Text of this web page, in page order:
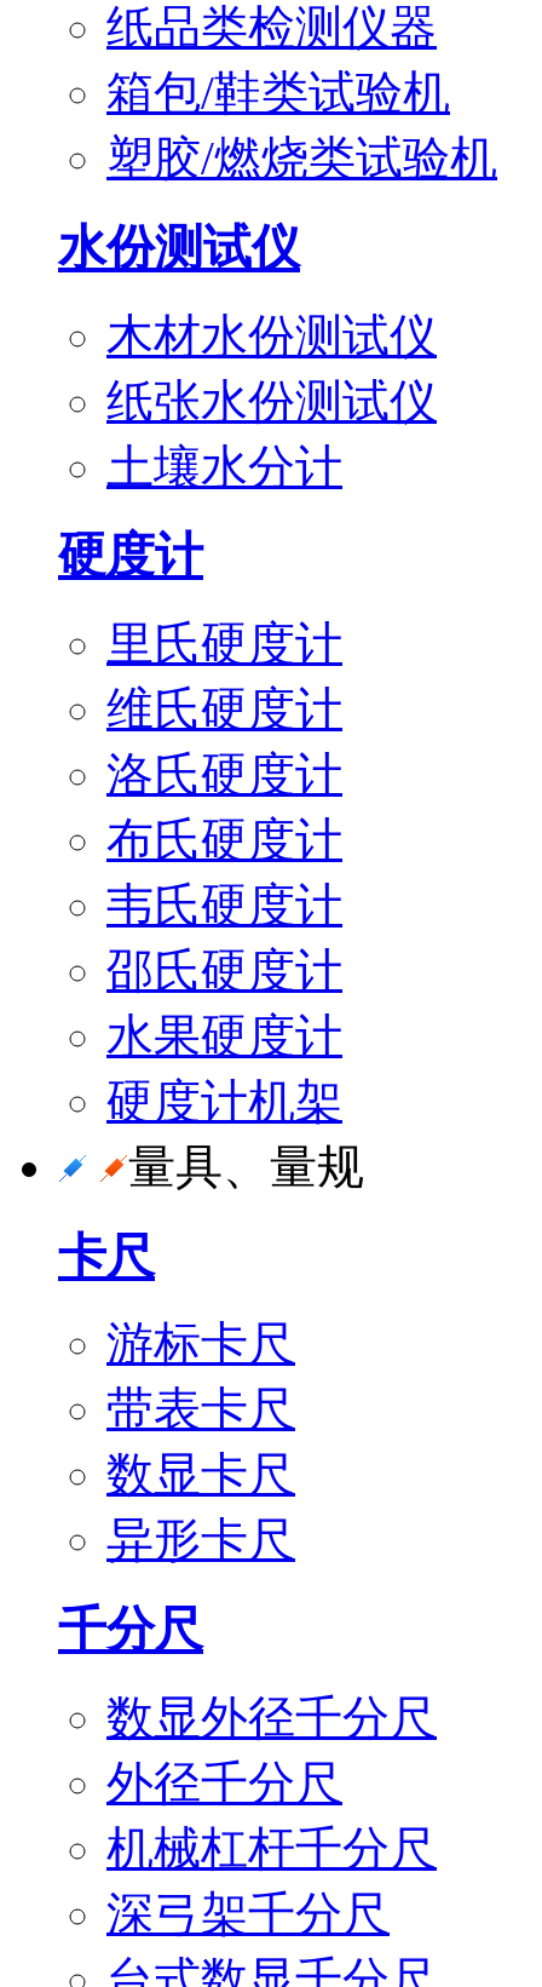
纸品类检测仪器
箱包/鞋类试验机
塑胶/燃烧类试验机
水份测试仪
木材水份测试仪
纸张水份测试仪
土壤水分计
硬度计
里氏硬度计
维氏硬度计
洛氏硬度计
布氏硬度计
韦氏硬度计
邵氏硬度计
水果硬度计
硬度计机架
量具、量规
卡尺
游标卡尺
带表卡尺
数显卡尺
异形卡尺
千分尺
数显外径千分尺
外径千分尺
机械杠杆千分尺
深弓架千分尺